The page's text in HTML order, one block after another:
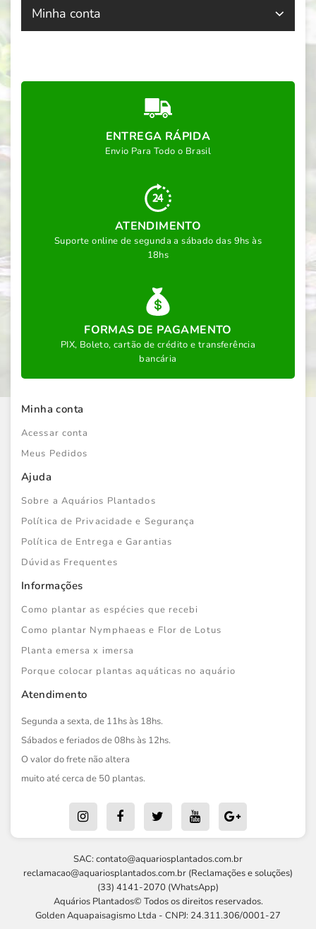
Minha conta
ENTREGA RÁPIDA
Envio Para Todo o Brasil
ATENDIMENTO
Suporte online de segunda a sábado das 9hs às
18hs
FORMAS DE PAGAMENTO
PIX, Boleto, cartão de crédito e transferência
bancária
Minha conta
Acessar conta
Meus Pedidos
Ajuda
Sobre a Aquários Plantados
Política de Privacidade e Segurança
Política de Entrega e Garantias
Dúvidas Frequentes
Informações
Como plantar as espécies que recebi
Como plantar Nymphaeas e Flor de Lotus
Planta emersa x imersa
Porque colocar plantas aquáticas no aquário
Atendimento
Segunda a sexta, de 11hs às 18hs.
Sábados e feriados de 08hs às 12hs.
O valor do frete não altera
muito até cerca de 50 plantas.
SAC: contato@aquariosplantados.com.br
reclamacao@aquariosplantados.com.br (Reclamações e soluções)
(33) 4141-2070 (WhatsApp)
Aquários Plantados© Todos os direitos reservados.
Golden Aquapaisagismo Ltda - CNPJ: 24.311.306/0001-27